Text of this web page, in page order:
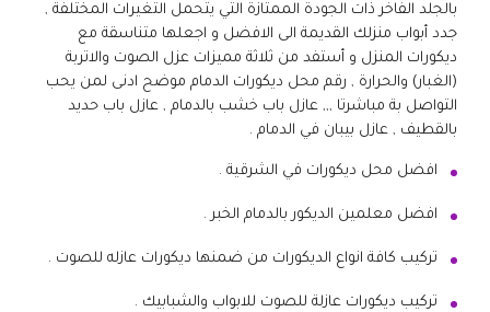
بالجلد الفاخر ذات الجودة الممتازة التي يتحمل التغيرات المختلفة ,
جدد أبواب منزلك القديمة الى الافضل و اجعلها متناسقة مع
ديكورات المنزل و أستفد من ثلاثة مميزات عزل الصوت والاتربة
(الغبار) والحرارة , رقم محل ديكورات الدمام موضح ادنى لمن يحب
التواصل بة مباشرتا ,,, عازل باب خشب بالدمام , عازل باب حديد
بالقطيف , عازل بيبان في الدمام .
افضل محل ديكورات في الشرقية .
افضل معلمين الديكور بالدمام الخبر .
تركيب كافة انواع الديكورات من ضمنها ديكورات عازله للصوت .
تركيب ديكورات عازلة للصوت للابواب والشبابيك .